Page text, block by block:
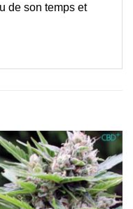
de son temps et